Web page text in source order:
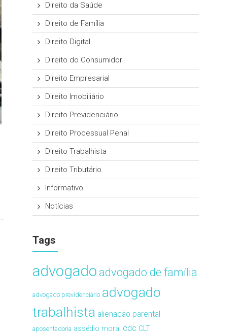
Direito da Saúde
Direito de Família
Direito Digital
Direito do Consumidor
Direito Empresarial
Direito Imobiliário
Direito Previdenciário
Direito Processual Penal
Direito Trabalhista
Direito Tributário
Informativo
Notícias
Tags
advogado advogado de família
advogado previdenciário advogado
trabalhista alienação parental
aposentadoria assédio moral cdc CLT